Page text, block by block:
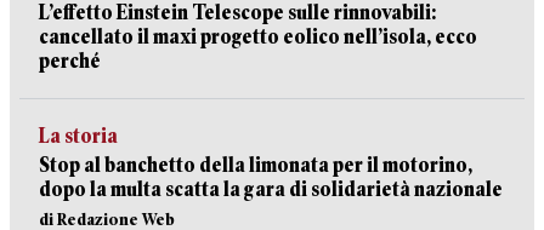
L’effetto Einstein Telescope sulle rinnovabili:
cancellato il maxi progetto eolico nell’isola, ecco
perché
La storia
Stop al banchetto della limonata per il motorino,
dopo la multa scatta la gara di solidarietà nazionale
di Redazione Web